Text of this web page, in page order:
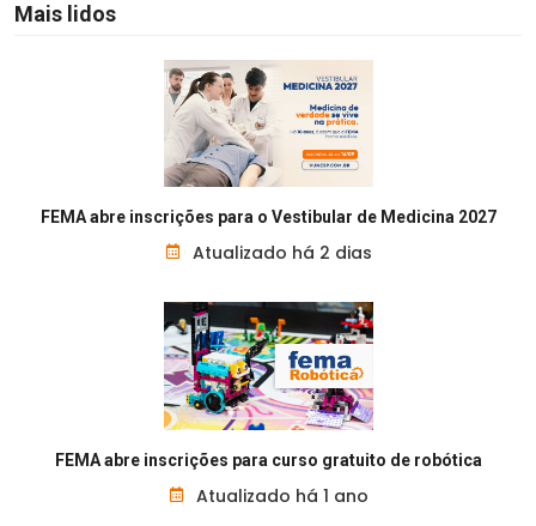
Mais lidos
FEMA abre inscrições para o Vestibular de Medicina 2027
Atualizado há 2 dias
FEMA abre inscrições para curso gratuito de robótica
Atualizado há 1 ano